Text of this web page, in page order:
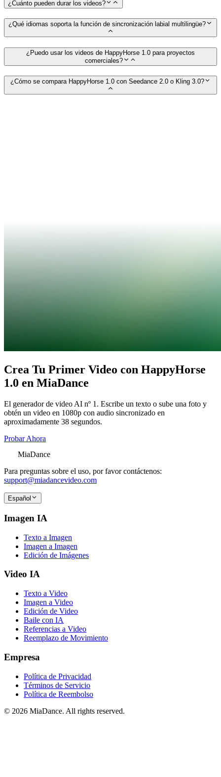
¿Cuánto pueden durar los videos?
¿Qué idiomas soporta la función de sincronización labial multilingüe?
¿Puedo usar los videos de HappyHorse 1.0 para proyectos
comerciales?
¿Cómo se compara HappyHorse 1.0 con Seedance 2.0 o Kling 3.0?
Crea Tu Primer Video con HappyHorse
1.0 en MiaDance
El generador de video AI nº 1. Escribe un texto o sube una foto y
obtén un video en 1080p con audio sincronizado en
aproximadamente 38 segundos.
Probar Ahora
MiaDance
Para preguntas sobre el uso, por favor contáctenos:
support@miadancevideo.com
Español
Imagen IA
Texto a Imagen
Imagen a Imagen
Edición de Imágenes
Video IA
Texto a Video
Imagen a Video
Edición de Video
Baile con IA
Referencias a Video
Reemplazo de Movimiento
Empresa
Política de Privacidad
Términos de Servicio
Política de Reembolso
© 2026 MiaDance. All rights reserved.